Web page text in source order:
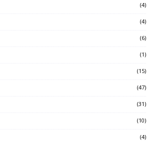
(4)
(4)
(6)
(1)
(15)
(47)
(31)
(10)
(4)